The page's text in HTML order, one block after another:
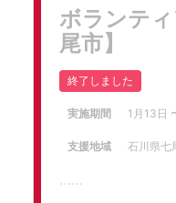
ボランテ
尾市】
終了しました
実施期間 1月13日
支援地域 石川県七
……